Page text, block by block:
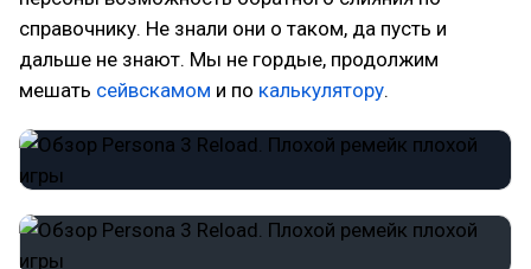
справочнику. Не знали они о таком, да пусть и
дальше не знают. Мы не гордые, продолжим
мешать сейвскамом и по калькулятору.